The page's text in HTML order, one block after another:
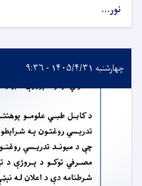
نور...
چهارشنبه ۱۴۰۵/۴/۳۱ - ۹:۳۶